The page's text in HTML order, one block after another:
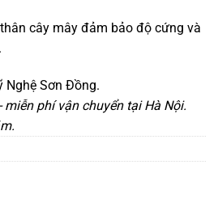
cây mây đảm bảo độ cứng và
Nghệ Sơn Đồng.
phí vận chuyển tại Hà Nội.